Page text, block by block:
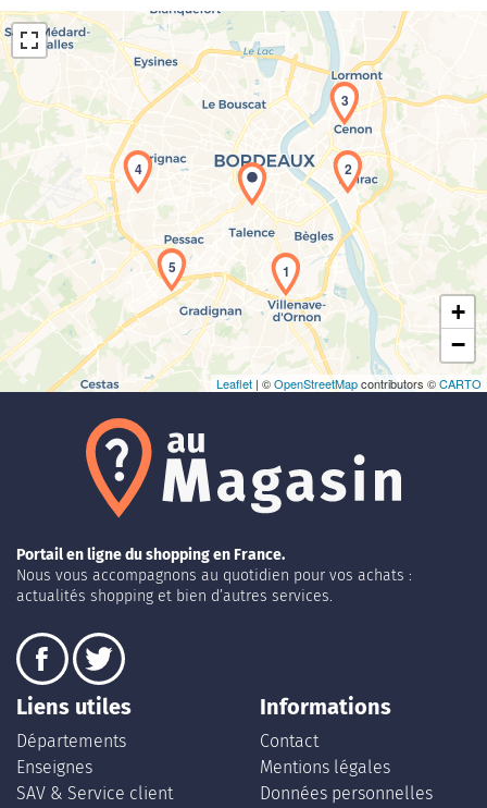
Chargement de la carte en cours...
1
2
3
4
5
+
−
Leaflet | ©OpenStreetMapcontributors ©CARTO
Portail en ligne du shopping en France.
Nous vous accompagnons au quotidien pour vos achats :
actualités shopping et bien d’autres services.
Liens utiles
Départements
Enseignes
SAV & Service client
Informations
Contact
Mentions légales
Données personnelles